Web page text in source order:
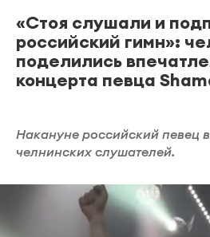
«Стоя слушали и
российский гимн»:
поделились
концерта певца
Накануне российский певец
челнинских слушателей.